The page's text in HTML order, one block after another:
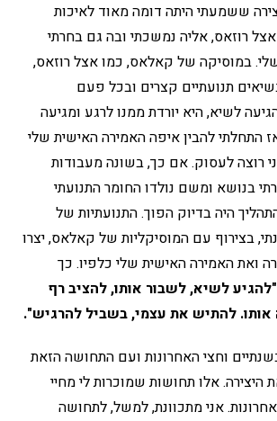
ששמעתי היתה דומה מאוד לאיכות
רוזאס, אליה נמשכתי ובה גם בחרתי
במוסיקה של קאלאס, כמו אצל רוזאס,
תנועתיים קצרים ובכל פעם
לשיא, היא יורדת ממנו לרגע ומגיעה
התחלתי להבין איפה האמירה האישית שלי
רוצה לעסוק. אם כך, בשונה מעבודות
בנושא ומשם נולדו החומר התנועתי
היה בדיוק הפוך. התנועתיות של
בצירוף עם המוסיקליות של קאלאס, יצרו
ואת האמירה האישית שלי כלפיו. כך
"להגיע לשיא, לשבור אותו, להציב רף
להתיש את עצמי, בשביל להרגיש".
וחצי האחרונות ועם התחושה הזאת
היצירה. אלו תחושות שמוכרות לי מחיי
אני מתכוונת, למשל, לתחושה